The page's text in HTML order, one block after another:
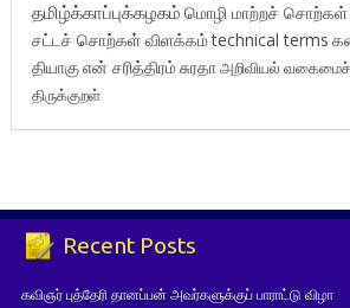
தமிழ்க்காப்புக்கழகம் மொழி மாற்றச் சொற்கள்
சட்டச் சொற்கள் விளக்கம்technical terms
தியாகுஎன் சரித்திரம்சுரதாஅறிவியல்
திருக்குறள்
Recent Posts
கவிஞர் புத்தேரி தானப்பன் அவர்களுக்குப் பாராட்டு விழா